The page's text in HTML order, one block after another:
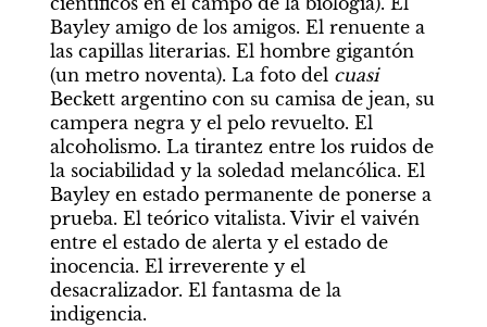
Bayley amigo de los amigos. El renuente a
las capillas literarias. El hombre gigantón
(un metro noventa). La foto del cuasi
Beckett argentino con su camisa de jean, su
campera negra y el pelo revuelto. El
alcoholismo. La tirantez entre los ruidos de
la sociabilidad y la soledad melancólica. El
Bayley en estado permanente de ponerse a
prueba. El teórico vitalista. Vivir el vaivén
entre el estado de alerta y el estado de
inocencia. El irreverente y el
desacralizador. El fantasma de la
indigencia.